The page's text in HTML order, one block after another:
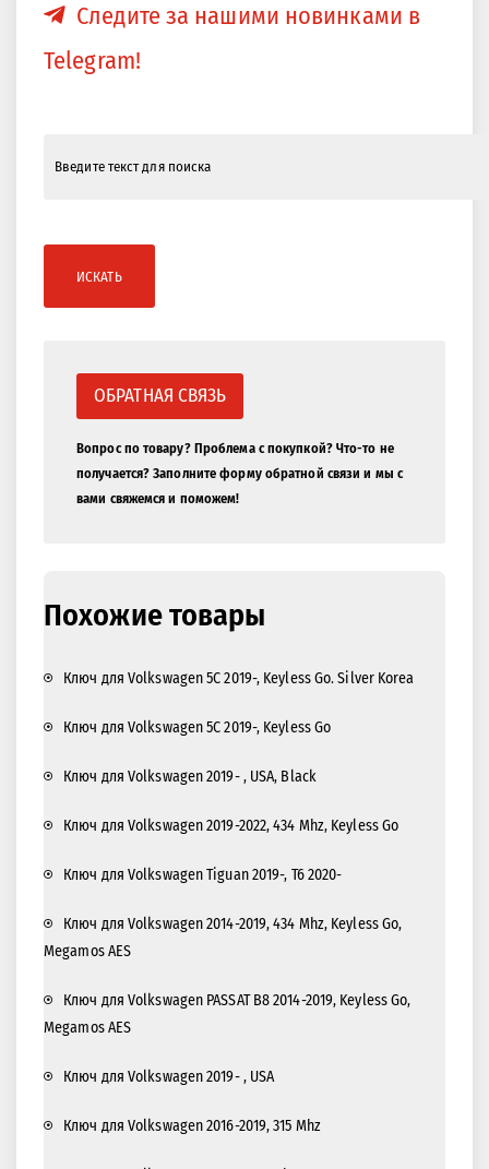
Следите за нашими новинками в
Telegram!
ИСКАТЬ
ОБРАТНАЯ СВЯЗЬ
Вопрос по товару? Проблема с покупкой? Что-то не
получается? Заполните форму обратной связи и мы с
вами свяжемся и поможем!
Похожие товары
Ключ для Volkswagen 5C 2019-, Keyless Go. Silver Korea
Ключ для Volkswagen 5C 2019-, Keyless Go
Ключ для Volkswagen 2019- , USA, Black
Ключ для Volkswagen 2019-2022, 434 Mhz, Keyless Go
Ключ для Volkswagen Tiguan 2019-, T6 2020-
Ключ для Volkswagen 2014-2019, 434 Mhz, Keyless Go,
Megamos AES
Ключ для Volkswagen PASSAT B8 2014-2019, Keyless Go,
Megamos AES
Ключ для Volkswagen 2019- , USA
Ключ для Volkswagen 2016-2019, 315 Mhz